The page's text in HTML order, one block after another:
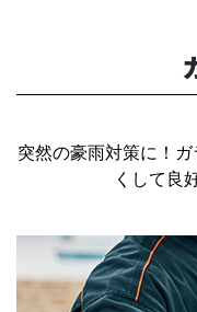
突然の豪雨対策に！
くして良